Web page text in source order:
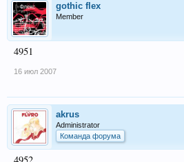
gothic flex
Member
4951
16 июл 2007
akrus
Administrator
Команда форума